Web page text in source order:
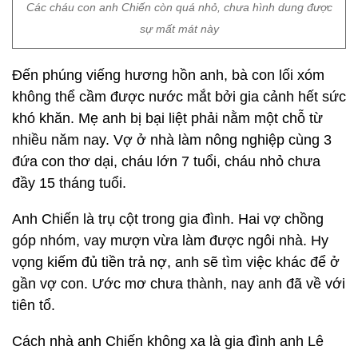
Các cháu con anh Chiến còn quá nhỏ, chưa hình dung được
sự mất mát này
Đến phúng viếng hương hồn anh, bà con lối xóm
không thể cầm được nước mắt bởi gia cảnh hết sức
khó khăn. Mẹ anh bị bại liệt phải nằm một chỗ từ
nhiều năm nay. Vợ ở nhà làm nông nghiệp cùng 3
đứa con thơ dại, cháu lớn 7 tuổi, cháu nhỏ chưa
đầy 15 tháng tuổi.
Anh Chiến là trụ cột trong gia đình. Hai vợ chồng
góp nhóm, vay mượn vừa làm được ngôi nhà. Hy
vọng kiếm đủ tiền trả nợ, anh sẽ tìm việc khác để ở
gần vợ con. Ước mơ chưa thành, nay anh đã về với
tiên tổ.
Cách nhà anh Chiến không xa là gia đình anh Lê